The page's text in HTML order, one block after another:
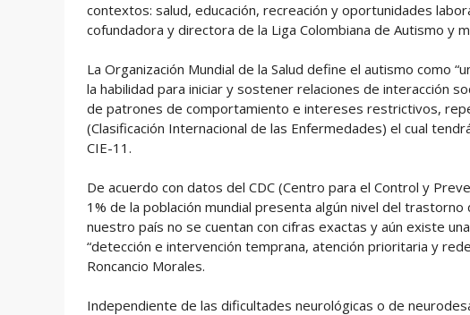
contextos: salud, educación, recreación y oportunidades
cofundadora y directora de la Liga Colombiana de Autismo y
La Organización Mundial de la Salud define el autismo
la habilidad para iniciar y sostener relaciones de interacción
de patrones de comportamiento e intereses restrictivos,
(Clasificación Internacional de las Enfermedades) el cual
CIE-11.
De acuerdo con datos del CDC (Centro para el Control y
1% de la población mundial presenta algún nivel del
nuestro país no se cuentan con cifras exactas y aún existe
“detección e intervención temprana, atención prioritaria y
Roncancio Morales.
Independiente de las dificultades neurológicas o de